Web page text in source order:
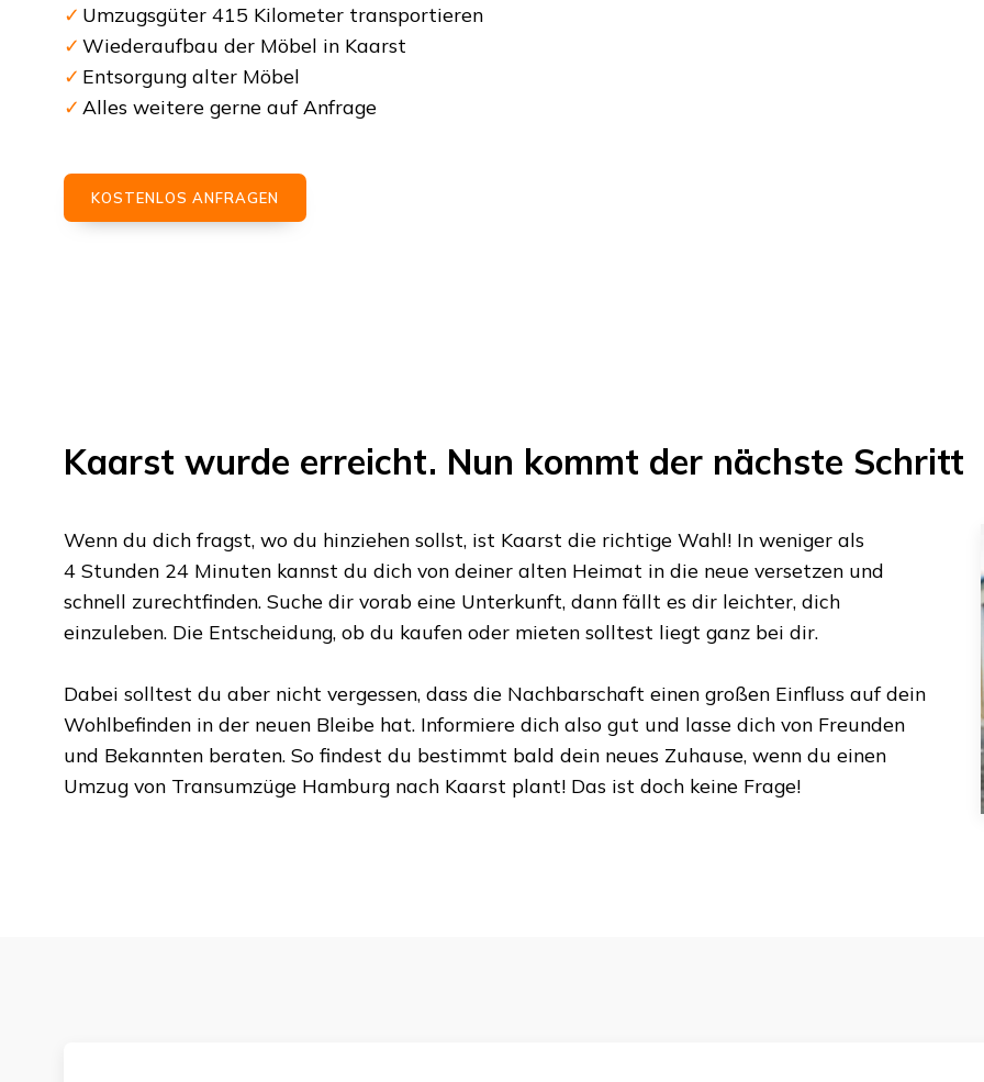
Umzugsgüter 415 Kilometer transportieren
Wiederaufbau der Möbel in Kaarst
Entsorgung alter Möbel
Alles weitere gerne auf Anfrage
KOSTENLOS ANFRAGEN
Kaarst wurde erreicht. Nun kommt der nächste Schritt
Wenn du dich fragst, wo du hinziehen sollst, ist Kaarst die richtige Wahl! In weniger als
4 Stunden 24 Minutenkannst du dich von deiner alten Heimat in die neue versetzen und
schnell zurechtfinden. Suche dir vorab eine Unterkunft, dann fällt es dir leichter, dich
einzuleben. Die Entscheidung, ob du kaufen oder mieten solltest liegt ganz bei dir.
Dabei solltest du aber nicht vergessen, dass die Nachbarschaft einen großen Einfluss auf dein
Wohlbefinden in der neuen Bleibe hat. Informiere dich also gut und lasse dich von Freunden
und Bekannten beraten. So findest du bestimmt bald dein neues Zuhause, wenn du einen
Umzug von Transumzüge Hamburgnach Kaarst plant! Das ist doch keine Frage!